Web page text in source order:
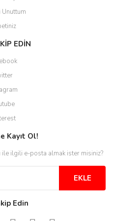
Unuttum
EDİN
Kayıt Ol!
ile ilgili e-posta almak ister misiniz?
EKLE
Edin